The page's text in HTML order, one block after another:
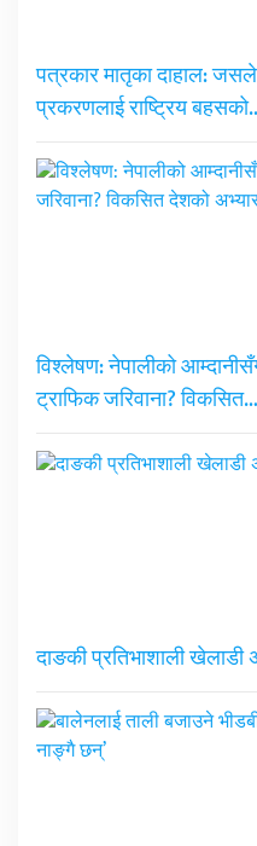
पत्रकार मातृका दाहाल:
प्रकरणलाई राष्ट्रिय
विश्लेषण: नेपालीको
ट्राफिक जरिवाना? विकसित…
दाङकी प्रतिभाशाली खेलाडी